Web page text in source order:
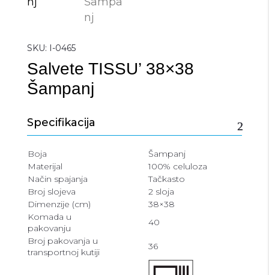
SKU: I-0465
Salvete TISSU’ 38×38
Šampanj
Specifikacija
Boja
Šampanj
Materijal
100% celuloza
Način spajanja
Tačkasto
Broj slojeva
2 sloja
Dimenzije (cm)
38×38
Komada u
pakovanju
40
Broj pakovanja u
transportnoj kutiji
36